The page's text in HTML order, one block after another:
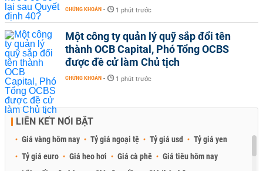
CHỨNG KHOÁN - 1 phút trước
Một công ty quản lý quỹ sắp đổi tên
thành OCB Capital, Phó Tổng OCBS
được đề cử làm Chủ tịch
CHỨNG KHOÁN - 1 phút trước
LIÊN KẾT NỔI BẬT
Giá vàng hôm nay Tỷ giá ngoại tệ Tỷ giá usd
Tỷ giá yen
Tỷ giá euro
Giá heo hơi Giá cà phê
Giá tiêu hôm nay